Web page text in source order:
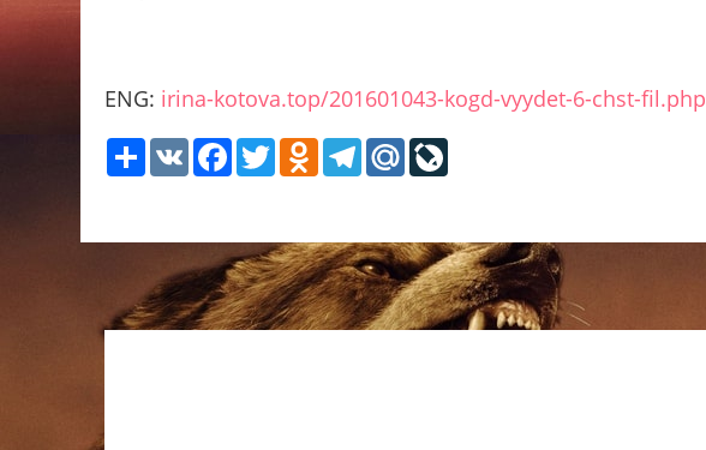
ENG: irina-kotova.top/201601043-kogd-vyydet-6-chst-fil.php
ShareVK Facebook
TwitterOdnoklassniki
Telegram
Mail.Ru